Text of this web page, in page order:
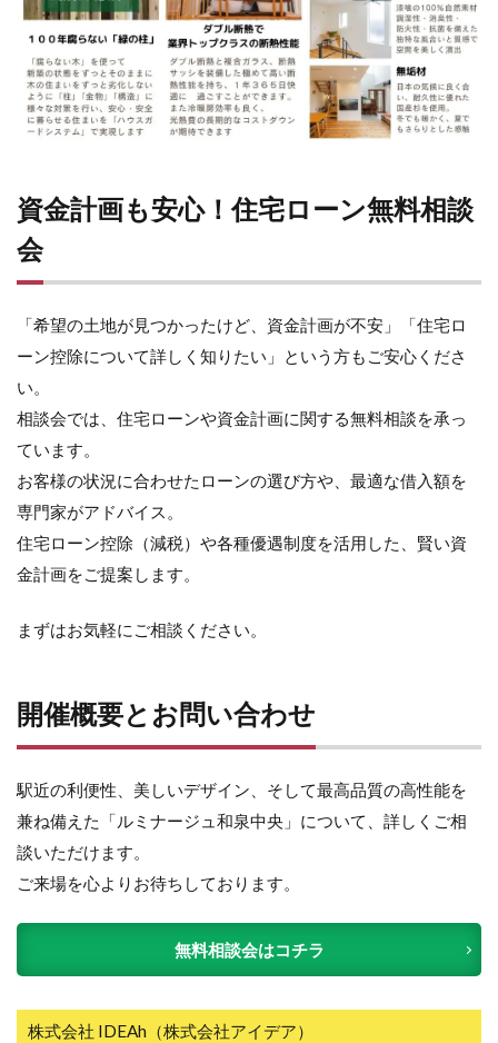
資金計画も安心！住宅ローン無料相談
会
「希望の土地が見つかったけど、資金計画が不安」「住宅ロ
ーン控除について詳しく知りたい」という方もご安心くださ
い。
相談会では、住宅ローンや資金計画に関する無料相談を承っ
ています。
お客様の状況に合わせたローンの選び方や、最適な借入額を
専門家がアドバイス。
住宅ローン控除（減税）や各種優遇制度を活用した、賢い資
金計画をご提案します。
まずはお気軽にご相談ください。
開催概要とお問い合わせ
駅近の利便性、美しいデザイン、そして最高品質の高性能を
兼ね備えた「ルミナージュ和泉中央」について、詳しくご相
談いただけます。
ご来場を心よりお待ちしております。
無料相談会はコチラ
株式会社 IDEAh（株式会社アイデア）